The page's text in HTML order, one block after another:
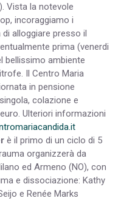
Vista la notevole
incoraggiamo i
alloggiare presso il
prima (venerdi
bellissimo ambiente
Il Centro Maria
in pensione
colazione e
Ulteriori informazioni
è il primo di un ciclo di 5
organizzerà da
ed Armeno (NO), con
e dissociazione: Kathy
e Renée Marks